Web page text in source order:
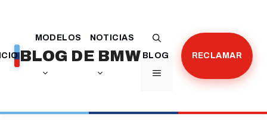
contenido
BLOG DE BMW
MENÚ
MODELOS
NOTICIAS
BLOG
RECLAMAR